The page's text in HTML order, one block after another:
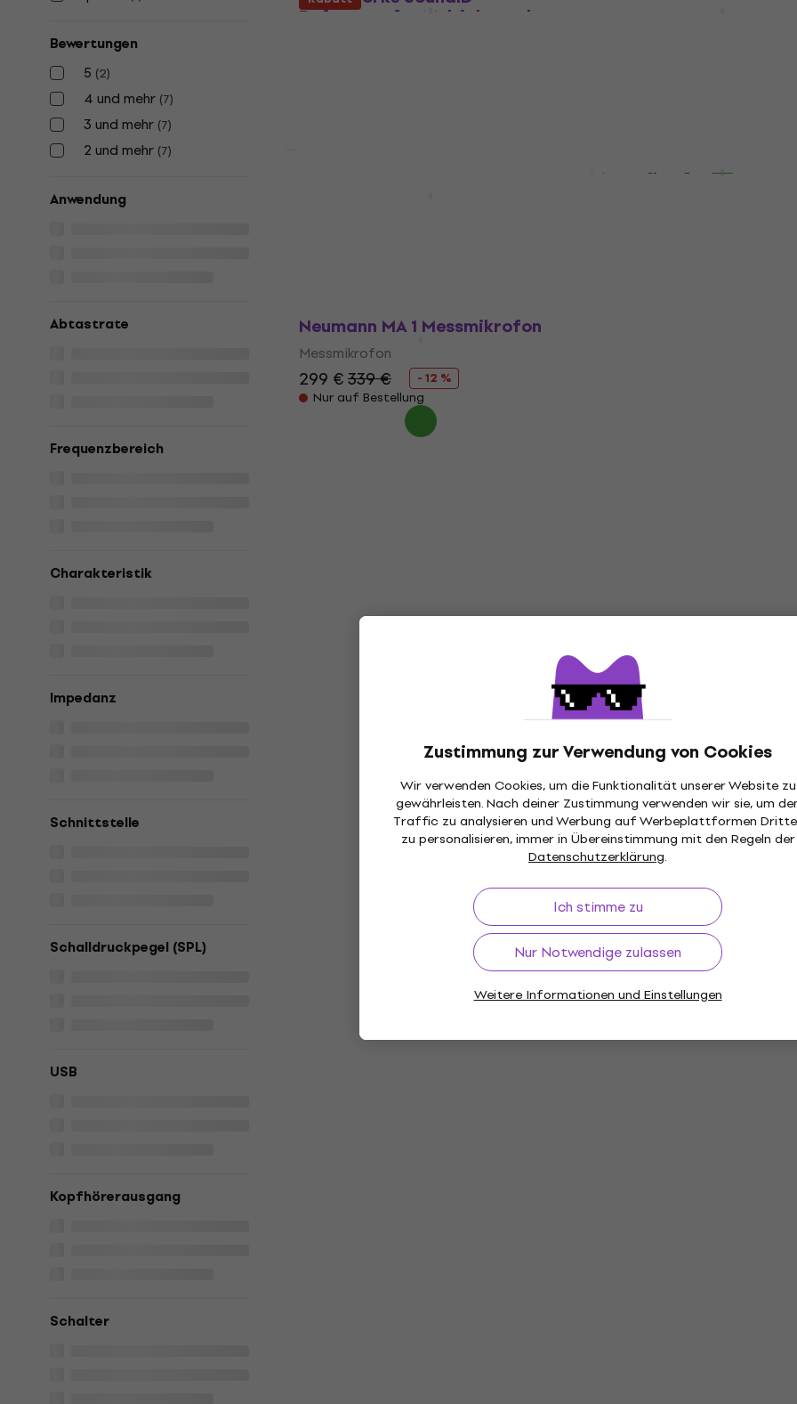
Zustimmung zur Verwendung von Cookies
Wir verwenden Cookies, um die Funktionalität unserer Website zu
gewährleisten. Nach deiner Zustimmung verwenden wir sie, um
Traffic zu analysieren und Werbung auf Werbeplattformen
zu personalisieren, immer in Übereinstimmung mit den Regeln der
Datenschutzerklärung.
Ich stimme zu
Nur Notwendige zulassen
Weitere Informationen und Einstellungen
Bewertungen
5 (2)
4 und mehr (7)
3 und mehr (7)
2 und mehr (7)
Anwendung
Abtastrate
Frequenzbereich
Charakteristik
Impedanz
Schnittstelle
Schalldruckpegel (SPL)
USB
Kopfhörerausgang
Schalter
Reference for Multichannel
Messmikrofon
Neumann MA 1 Messmikrofon
Messmikrofon
299 €339 €
- 12 %
Nur auf Bestellung